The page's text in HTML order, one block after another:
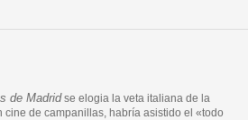
de Madridse elogia la veta italiana de la
de campanillas, habría asistido el «todo